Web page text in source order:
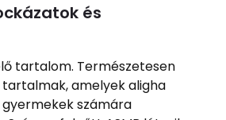
és
tartalom. Természetesen
amelyek aligha
számára